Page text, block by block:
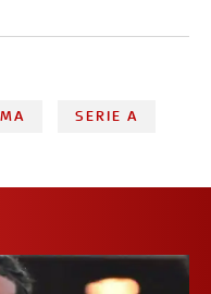
SERIE A